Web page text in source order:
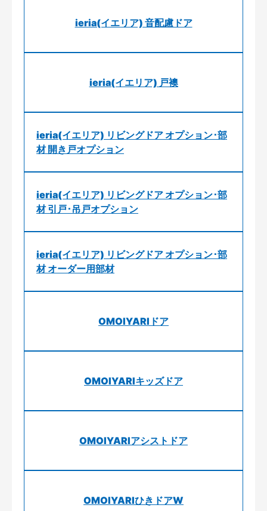
ieria(イエリア) 音配慮ドア
ieria(イエリア) 戸襖
ieria(イエリア) リビングドア オプション･部
材 開き戸オプション
ieria(イエリア) リビングドア オプション･部
材 引戸･吊戸オプション
ieria(イエリア) リビングドア オプション･部
材 オーダー用部材
OMOIYARIドア
OMOIYARIキッズドア
OMOIYARIアシストドア
OMOIYARIひきドアW